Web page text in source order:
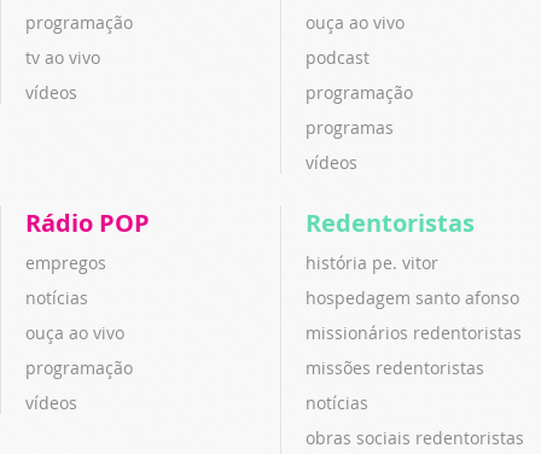
programação
tv ao vivo
vídeos
ouça ao vivo
podcast
programação
programas
vídeos
Rádio POP
empregos
notícias
ouça ao vivo
programação
vídeos
Redentoristas
história pe. vitor
hospedagem santo afonso
missionários redentoristas
missões redentoristas
notícias
obras sociais redentoristas